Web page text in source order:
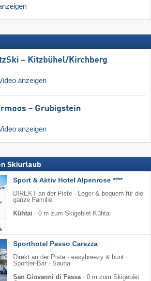
– Kitzbühel/​Kirchberg
anzeigen
– Grubigstein
anzeigen
Skiurlaub
Sport & Aktiv Hotel Alpenrose ****
DIREKT an der Piste · Leger & bequem für die
ganze Familie
Kühtai · 0 m zum Skigebiet Kühtai
Sporthotel Passo Carezza
Direkt an der Piste · easybreezy & bunt ·
Sportler-Bar · Sauna
San Giovanni di Fassa· 0 m zum Skigebiet